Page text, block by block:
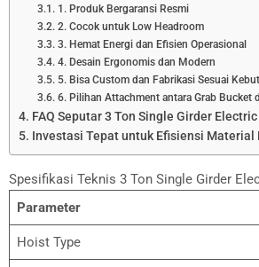
1. Produk Bergaransi Resmi
2. Cocok untuk Low Headroom
3. Hemat Energi dan Efisien Operasional
4. Desain Ergonomis dan Modern
5. Bisa Custom dan Fabrikasi Sesuai
6. Pilihan Attachment antara Grab Bucket
FAQ Seputar 3 Ton Single Girder
Investasi Tepat untuk Efisiensi Material
Spesifikasi Teknis 3 Ton Single Girder
Parameter
Hoist Type